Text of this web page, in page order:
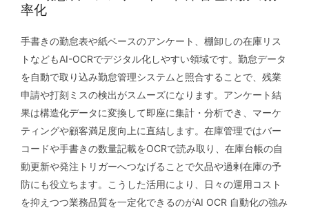
率化
手書きの勤怠表や紙ベースのアンケート、棚卸しの在庫リス
トなどもAI-OCRでデジタル化しやすい領域です。勤怠データ
を自動で取り込み勤怠管理システムと照合することで、残業
申請や打刻ミスの検出がスムーズになります。アンケート結
果は構造化データに変換して即座に集計・分析でき、マーケ
ティングや顧客満足度向上に直結します。在庫管理ではバー
コードや手書きの数量記載をOCRで読み取り、在庫台帳の自
動更新や発注トリガーへつなげることで欠品や過剰在庫の予
防にも役立ちます。こうした活用により、日々の運用コスト
を抑えつつ業務品質を一定化できるのがAI OCR 自動化の強み